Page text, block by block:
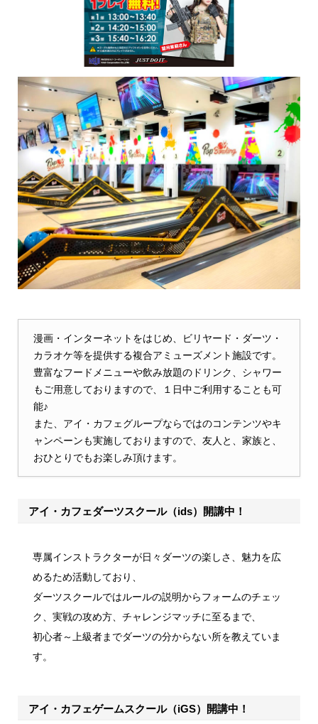
漫画・インターネットをはじめ、ビリヤード・ダーツ・
カラオケ等を提供する複合アミューズメント施設です。
豊富なフードメニューや飲み放題のドリンク、シャワー
もご用意しておりますので、１日中ご利用することも可
能♪
また、アイ・カフェグループならではのコンテンツやキ
ャンペーンも実施しておりますので、友人と、家族と、
おひとりでもお楽しみ頂けます。
アイ・カフェダーツスクール（ids）開講中！
専属インストラクターが日々ダーツの楽しさ、魅力を広
めるため活動しており、
ダーツスクールではルールの説明からフォームのチェッ
ク、実戦の攻め方、チャレンジマッチに至るまで、
初心者～上級者までダーツの分からない所を教えていま
す。
アイ・カフェゲームスクール（iGS）開講中！